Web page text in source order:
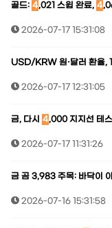
골드: 4,021 스윕 완료, 4
2026-07-17 15:31:08
USD/KRW 원·달러 환율,
2026-07-17 12:31:05
금, 다시 4,000 지지선 테
2026-07-17 11:31:26
금 곰 3,983 주목: 바닥이
2026-07-16 15:31:58